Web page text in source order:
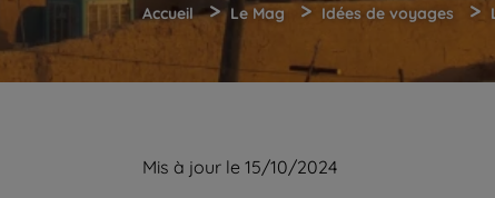
Accueil > Le Mag > Idées de voyages >
Mis à jour le 15/10/2024